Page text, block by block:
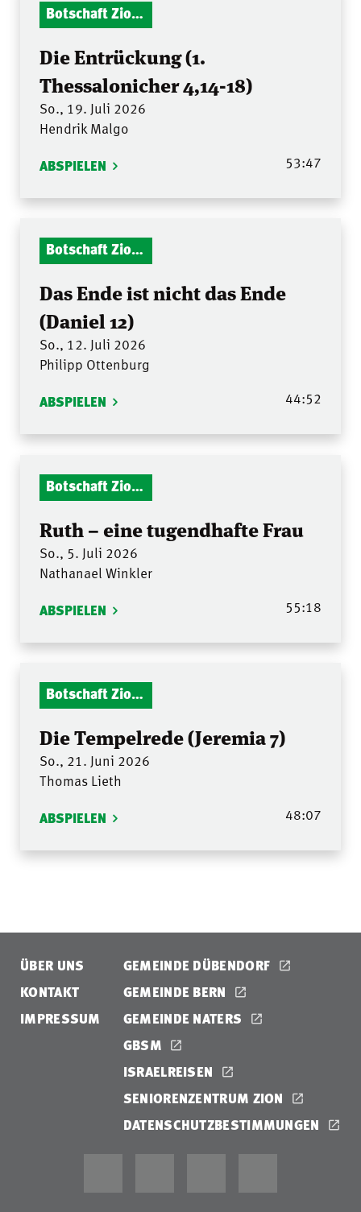
Botschaft Zionshalle
Die Entrückung (1.
Thessalonicher 4,14-18)
So., 19. Juli 2026
Hendrik Malgo
ABSPIELEN 53:47
Botschaft Zionshalle
Das Ende ist nicht das Ende
(Daniel 12)
So., 12. Juli 2026
Philipp Ottenburg
ABSPIELEN 44:52
Botschaft Zionshalle
Ruth – eine tugendhafte Frau
So., 5. Juli 2026
Nathanael Winkler
ABSPIELEN 55:18
Botschaft Zionshalle
Die Tempelrede (Jeremia 7)
So., 21. Juni 2026
Thomas Lieth
ABSPIELEN 48:07
ÜBER UNS
KONTAKT
IMPRESSUM
GEMEINDE DÜBENDORF
GEMEINDE BERN
GEMEINDE NATERS
GBSM
ISRAELREISEN
SENIORENZENTRUM ZION
DATENSCHUTZBESTIMMUNGEN